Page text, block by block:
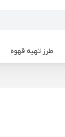
طرز تهیه قهوه